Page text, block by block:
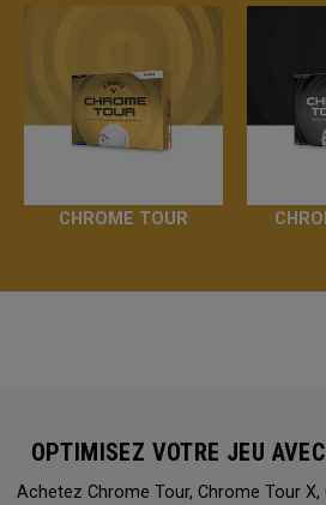
CHROME TOUR
OPTIMISEZ VOTRE JEU
Achetez Chrome Tour, Chrome Tour